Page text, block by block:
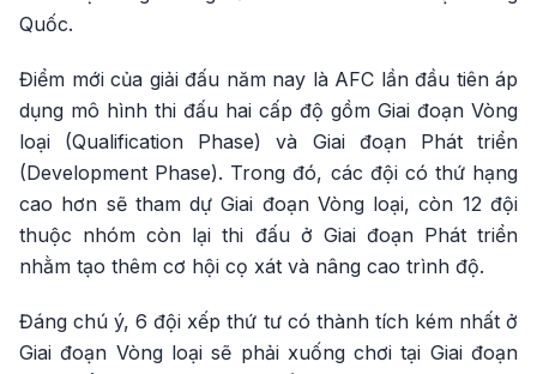
Quốc.
Điểm mới của giải đấu năm nay là AFC lần đầu tiên áp
dụng mô hình thi đấu hai cấp độ gồm Giai đoạn Vòng
loại (Qualification Phase) và Giai đoạn Phát triển
(Development Phase). Trong đó, các đội có thứ hạng
cao hơn sẽ tham dự Giai đoạn Vòng loại, còn 12 đội
thuộc nhóm còn lại thi đấu ở Giai đoạn Phát triển
nhằm tạo thêm cơ hội cọ xát và nâng cao trình độ.
Đáng chú ý, 6 đội xếp thứ tư có thành tích kém nhất ở
Giai đoạn Vòng loại sẽ phải xuống chơi tại Giai đoạn